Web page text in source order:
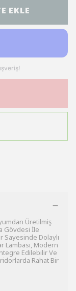
EKLE
Üretilmiş
Gövdesi İle
Sayesinde Dolaylı
Lambası, Modern
Edilebilir Ve
Rahat Bir